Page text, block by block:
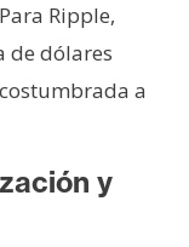
Ripple,
de dólares
a
y